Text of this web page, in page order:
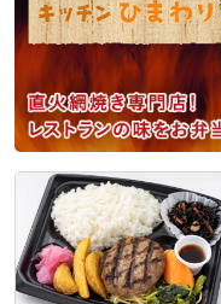
参加者の年齢：40代～50
神奈川県相模原市南区上
鎌倉ごぜんの口コミをも